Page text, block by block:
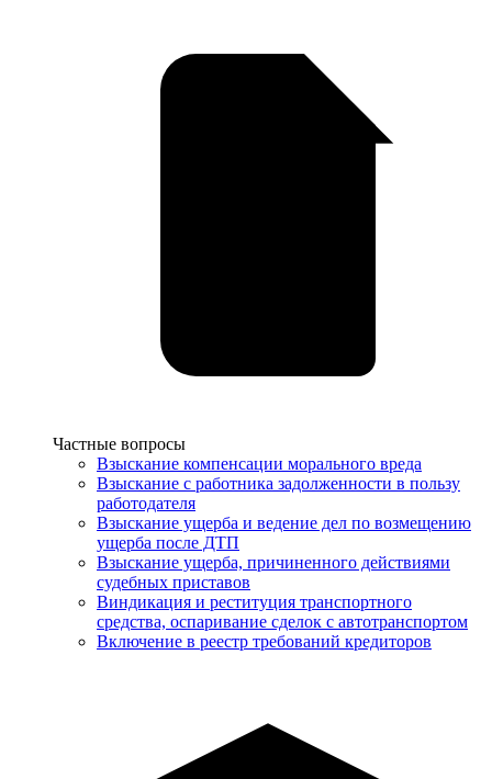
Услуги
Частные вопросы
Взыскание компенсации морального вреда
Взыскание с работника задолженности в пользу
работодателя
Взыскание ущерба и ведение дел по возмещению
ущерба после ДТП
Взыскание ущерба, причиненного действиями
судебных приставов
Виндикация и реституция транспортного
средства, оспаривание сделок с автотранспортом
Включение в реестр требований кредиторов